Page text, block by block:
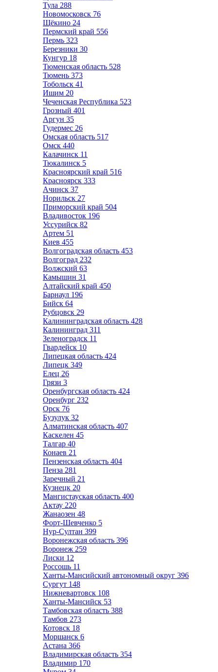
Тула 288
Новомосковск 76
Щёкино 24
Пермский край 556
Пермь 323
Березники 30
Кунгур 18
Тюменская область 528
Тюмень 373
Тобольск 41
Ишим 20
Чеченская Республика 523
Грозный 401
Аргун 35
Гудермес 26
Омская область 517
Омск 440
Калачинск 11
Тюкалинск 5
Красноярский край 516
Красноярск 333
Ачинск 37
Норильск 27
Приморский край 504
Владивосток 196
Уссурийск 82
Артем 51
Киев 455
Волгоградская область 453
Волгоград 232
Волжский 63
Камышин 31
Алтайский край 450
Барнаул 196
Бийск 64
Рубцовск 29
Калининградская область 428
Калининград 311
Зеленоградск 11
Гвардейск 10
Липецкая область 424
Липецк 349
Елец 26
Грязи 3
Оренбургская область 424
Оренбург 232
Орск 76
Бузулук 32
Алматинская область 407
Каскелен 45
Талгар 40
Конаев 21
Пензенская область 404
Пенза 281
Заречный 21
Кузнецк 20
Мангистауская область 400
Актау 220
Жанаозен 48
Форт-Шевченко 5
Нур-Султан 399
Воронежская область 396
Воронеж 259
Лиски 12
Россошь 11
Ханты-Мансийский автономный округ 396
Сургут 148
Нижневартовск 108
Ханты-Мансийск 53
Тамбовская область 388
Тамбов 273
Котовск 18
Моршанск 6
Астана 366
Владимирская область 354
Владимир 170